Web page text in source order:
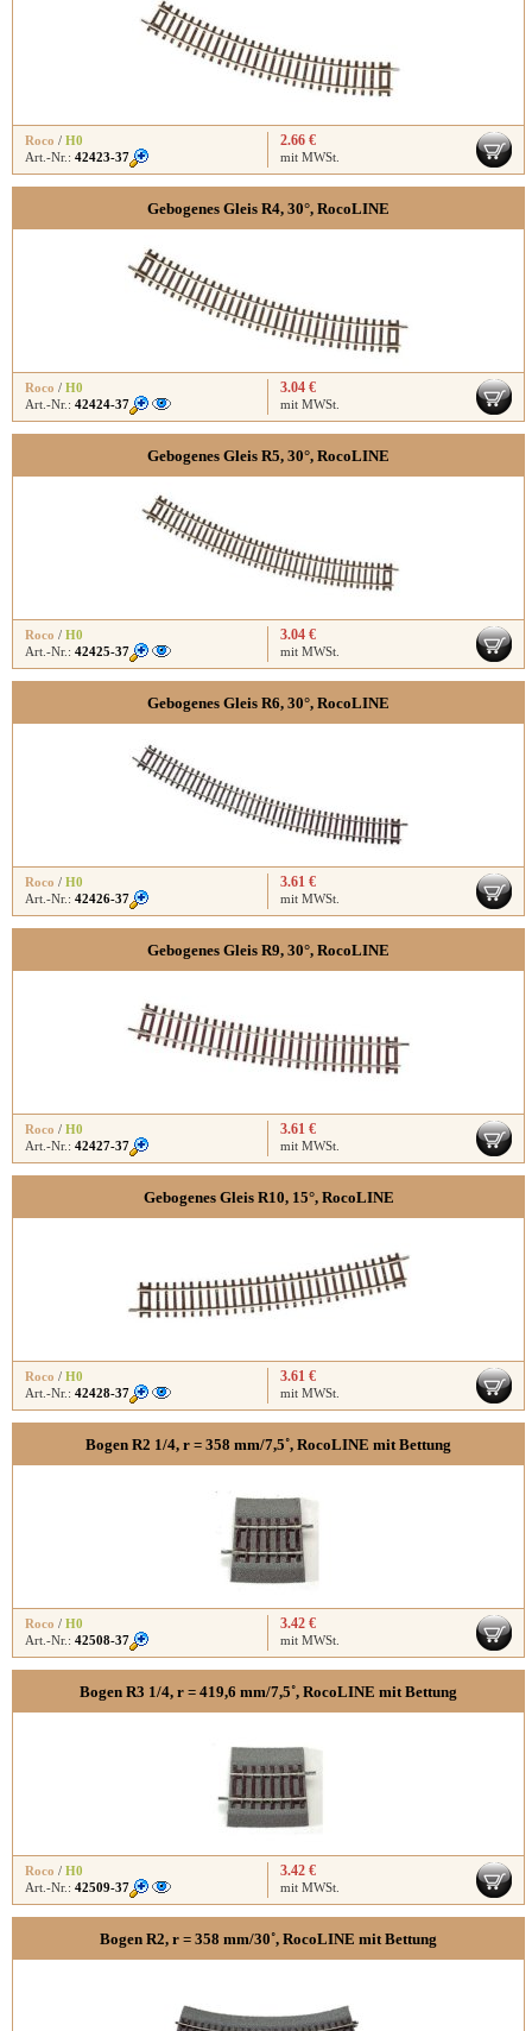
Roco / H0
Art.-Nr.: 42423-37
2.66 €
mit MWSt.
Gebogenes Gleis R4, 30°, RocoLINE
Roco / H0
Art.-Nr.: 42424-37
3.04 €
mit MWSt.
Gebogenes Gleis R5, 30°, RocoLINE
Roco / H0
Art.-Nr.: 42425-37
3.04 €
mit MWSt.
Gebogenes Gleis R6, 30°, RocoLINE
Roco / H0
Art.-Nr.: 42426-37
3.61 €
mit MWSt.
Gebogenes Gleis R9, 30°, RocoLINE
Roco / H0
Art.-Nr.: 42427-37
3.61 €
mit MWSt.
Gebogenes Gleis R10, 15°, RocoLINE
Roco / H0
Art.-Nr.: 42428-37
3.61 €
mit MWSt.
Bogen R2 1/4, r = 358 mm/7,5˚, RocoLINE mit Bettung
Roco / H0
Art.-Nr.: 42508-37
3.42 €
mit MWSt.
Bogen R3 1/4, r = 419,6 mm/7,5˚, RocoLINE mit Bettung
Roco / H0
Art.-Nr.: 42509-37
3.42 €
mit MWSt.
Bogen R2, r = 358 mm/30˚, RocoLINE mit Bettung